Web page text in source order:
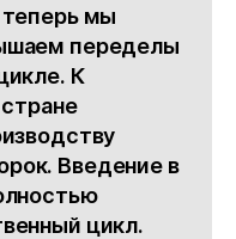
теперь мы
переделы
К
Введение в
цикл.